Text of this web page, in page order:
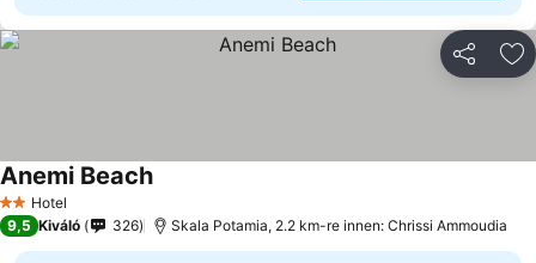
2 Kategória
Hotel
Anemi Beach
9,5 Kiváló 326 Skala Potamia, 2.2 km-re innen: Chrissi Ammoudia